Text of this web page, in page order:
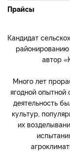
Прайсы
Кандидат
районированию
автор
Много лет
ягодной опытной
деятельность
культур,
их